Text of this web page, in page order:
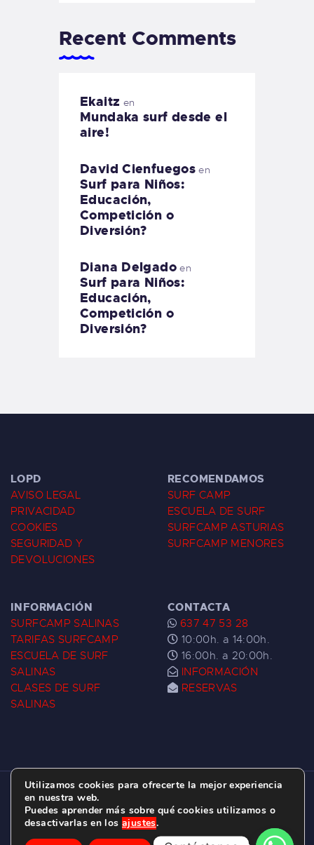
Recent Comments
Ekaitz en
Mundaka surf desde el
aire!
David Cienfuegos en
Surf para Niños:
Educación,
Competición o
Diversión?
Diana Delgadoen
Surf para Niños:
Educación,
Competición o
Diversión?
LOPD
AVISO LEGAL
PRIVACIDAD
COOKIES
SEGURIDAD Y
DEVOLUCIONES
RECOMENDAMOS
SURF CAMP
ESCUELA DE SURF
SURFCAMP ASTURIAS
SURFCAMP MENORES
INFORMACIÓN
SURFCAMP SALINAS
TARIFAS SURFCAMP
ESCUELA DE SURF
SALINAS
CLASES DE SURF
SALINAS
CONTACTA
637 47 53 28
10:00h. a 14:00h.
16:00h. a 20:00h.
INFORMACIÓN
RESERVAS
ESCUELA DE SURF LAS DUNAS ©
2026.
C/ BERNARDO ÁLVAREZ GALAN 1, SALINAS
(ASTURIAS)
Utilizamos cookies para ofrecerte la mejor experiencia
en nuestra web.
Puedes aprender más sobre qué cookies utilizamos o
desactivarlas en los ajustes.